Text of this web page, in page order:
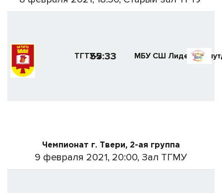
ТГТУ-255:33 МБУ СШ Лидер
Чемпионат г. Твери, 2-ая группа
9 февраля 2021, 20:00, Зал ТГМУ